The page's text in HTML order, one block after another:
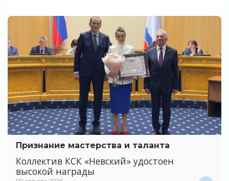
Признание мастерства и таланта
Коллектив КСК «Невский» удостоен
высокой награды